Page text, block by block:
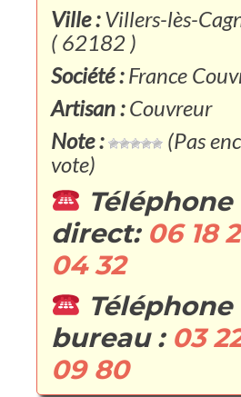
Ville :Villers-lès-
( 62182 )
Société :France
Artisan :Couvreur
Note :
(Pas
vote)
Téléphone
direct: 06 18
04 32
Téléphone
bureau : 03
09 80